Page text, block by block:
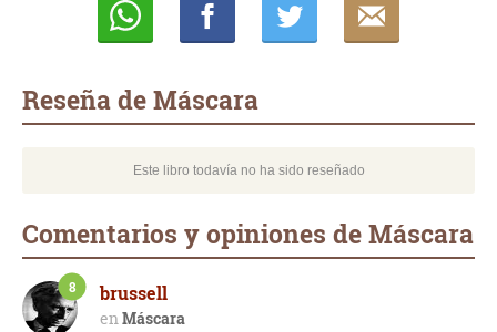
Reseña de Máscara
Este libro todavía no ha sido reseñado
Comentarios y opiniones de Máscara
brussell
Máscara
8